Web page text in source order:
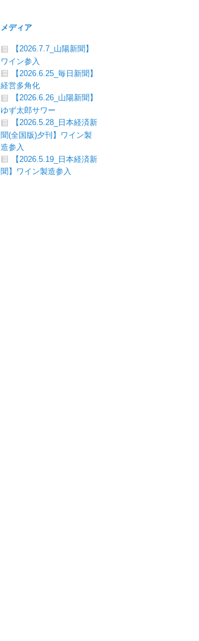
メディア
【2026.7.7_山陽新聞】
ワイン参入
【2026.6.25_毎日新聞】
経営多角化
【2026.6.26_山陽新聞】
ゆず太郎サワー
【2026.5.28_日本経済新
聞(全国版)夕刊】ワイン製
造参入
【2026.5.19_日本経済新
聞】ワイン製造参入